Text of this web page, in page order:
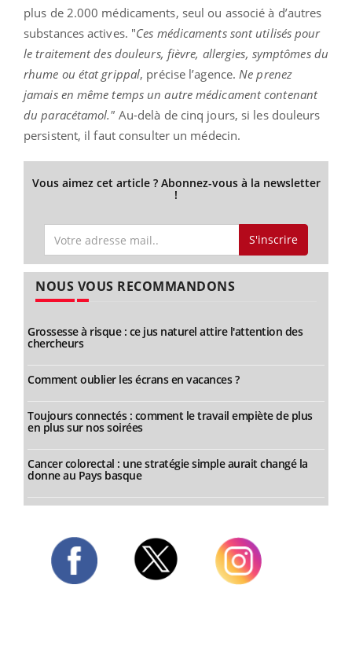
plus de 2.000 médicaments, seul ou associé à d’autres
substances actives. "Ces médicaments sont utilisés pour
le traitement des douleurs, fièvre, allergies, symptômes du
rhume ou état grippal, précise l’agence. Ne prenez
jamais en même temps un autre médicament contenant
du paracétamol." Au-delà de cinq jours, si les douleurs
persistent, il faut consulter un médecin.
Vous aimez cet article ? Abonnez-vous à la newsletter
!
S'inscrire
NOUS VOUS RECOMMANDONS
Grossesse à risque : ce jus naturel attire l'attention des
chercheurs
Comment oublier les écrans en vacances ?
Toujours connectés : comment le travail empiète de plus
en plus sur nos soirées
Cancer colorectal : une stratégie simple aurait changé la
donne au Pays basque